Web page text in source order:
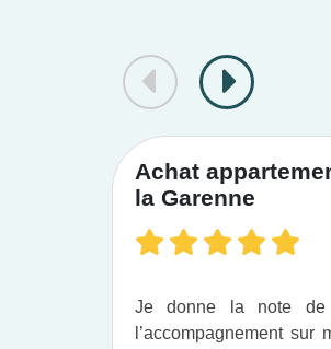
Achat
la Garenne
Je donne la note de
l’accompagnement sur